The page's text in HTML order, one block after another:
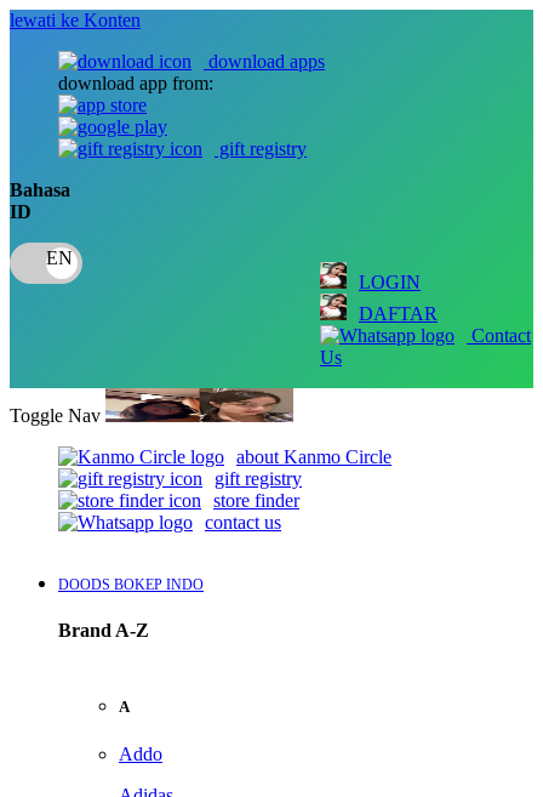
lewati ke Konten
download apps
download app from:
gift registry
Bahasa
ID
LOGIN
DAFTAR
Contact
Us
Toggle Nav
about Kanmo Circle
gift registry
store finder
contact us
DOODS BOKEP INDO
Brand A-Z
A
Addo